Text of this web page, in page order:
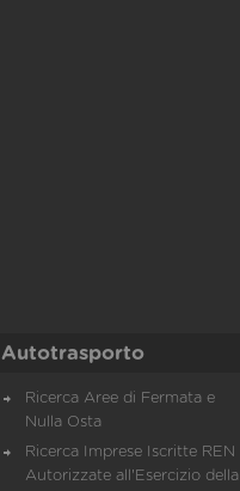
Autotrasporto
Ricerca Aree di Fermata e
Nulla Osta
Ricerca Imprese Iscritte REN
Autorizzate all'Esercizio della